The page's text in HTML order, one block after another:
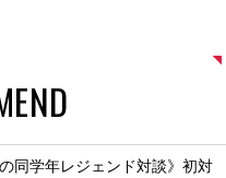
同学年レジェンド対談》初対